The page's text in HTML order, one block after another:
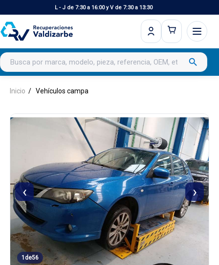
L - J de 7:30 a 16:00 y V de 7:30 a 13:30
Buscar productos search
Inicio Vehículos campa
‹ ›
1 de56